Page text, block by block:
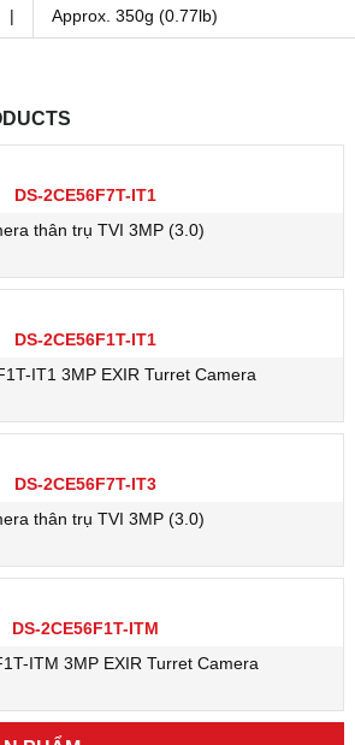
| Approx. 350g (0.77lb)
DS-2CE56F7T-IT1
thân trụ TVI 3MP (3.0)
DS-2CE56F1T-IT1
IT1 3MP EXIR Turret Camera
DS-2CE56F7T-IT3
thân trụ TVI 3MP (3.0)
DS-2CE56F1T-ITM
ITM 3MP EXIR Turret Camera